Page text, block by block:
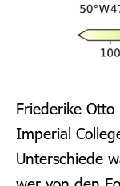
Friederike
Imperial
Unterschiede